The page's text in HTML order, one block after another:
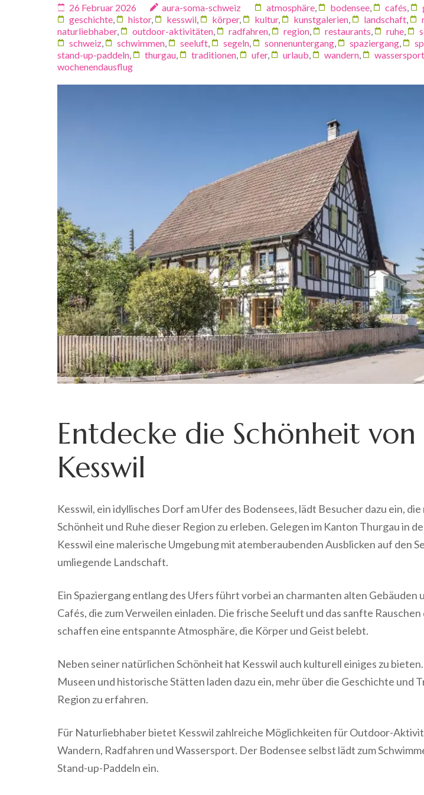
26 Februar 2026 aura-soma-schweiz atmosphäre bodensee cafés
geschichte
histor, kesswil körper, kultur, kunstgalerien landschaft
naturliebhaber, outdoor-aktivitäten radfahren region restaurants ruhe
schweiz
schwimmen seeluft segeln sonnenuntergang spaziergang
stand-up-paddeln
thurgau traditionen ufer, urlaub wandern wassersport
wochenendausflug
Entdecke die Schönheit von
Kesswil
Kesswil, ein idyllisches Dorf am Ufer des Bodensees, lädt Besucher dazu ein,
Schönheit und Ruhe dieser Region zu erleben. Gelegen im Kanton Thurgau in
Kesswil eine malerische Umgebung mit atemberaubenden Ausblicken auf den
umliegende Landschaft.
Ein Spaziergang entlang des Ufers führt vorbei an charmanten alten Gebäuden
Cafés, die zum Verweilen einladen. Die frische Seeluft und das sanfte
schaffen eine entspannte Atmosphäre, die Körper und Geist belebt.
Neben seiner natürlichen Schönheit hat Kesswil auch kulturell einiges zu
Museen und historische Stätten laden dazu ein, mehr über die Geschichte und
Region zu erfahren.
Für Naturliebhaber bietet Kesswil zahlreiche Möglichkeiten für Outdoor-
Wandern, Radfahren und Wassersport. Der Bodensee selbst lädt zum
Stand-up-Paddeln ein.